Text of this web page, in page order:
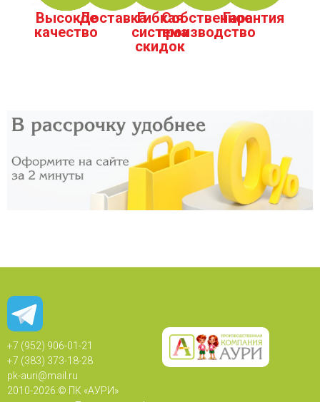
Высокое
качество
ДоставкаГибкая
система
скидок
Собственное
производство
Гарантия
+7 (952) 906-01-21
+7 (383) 373-18-28
pk-auri@mail.ru
2010-2026 © ПК «АУРИ»